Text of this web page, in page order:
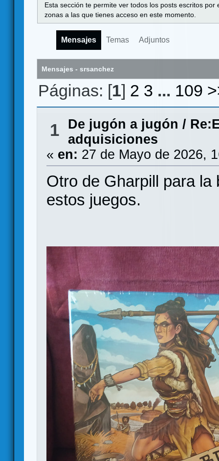
Esta sección te permite ver todos los posts escritos
zonas a las que tienes acceso en este momento.
Mensajes Temas Adjuntos
Mensajes - srsanchez
Páginas: [1] 2 3 ... 109
1 De jugón a jugón /
adquisiciones
« en: 27 de Mayo de 2026,
Otro de Gharpill para
estos juegos.